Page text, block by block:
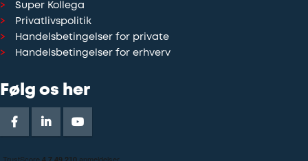
Super Kollega
Privatlivspolitik
Handelsbetingelser for private
Handelsbetingelser for erhverv
Følg os her